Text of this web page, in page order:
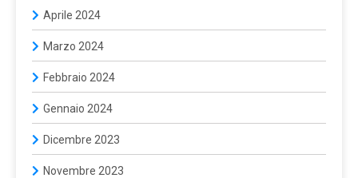
Aprile 2024
Marzo 2024
Febbraio 2024
Gennaio 2024
Dicembre 2023
Novembre 2023